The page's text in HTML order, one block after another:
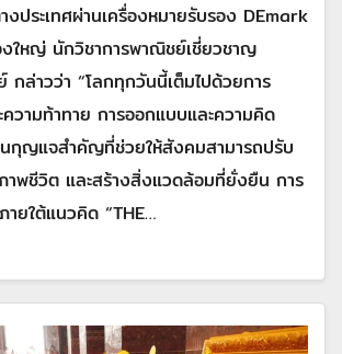
งประเทศผ่านเครื่องหมายรับรอง DEmark
ใหญ่ นักวิชาการพาณิชย์เชี่ยวชาญ
กล่าวว่า “โลกทุกวันนี้เต็มไปด้วยการ
วามท้าทาย การออกแบบและความคิด
กุญแจสำคัญที่ช่วยให้สังคมสามารถปรับ
พชีวิต และสร้างสิ่งแวดล้อมที่ยั่งยืน การ
ยใต้แนวคิด “THE…